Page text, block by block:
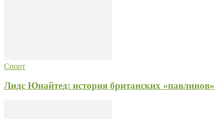
Спорт
Лидс Юнайтед: история британских «павлинов»